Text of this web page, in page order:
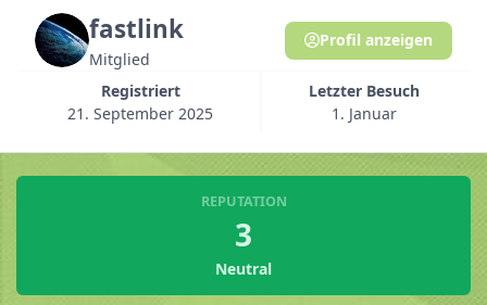
fastlink
Mitglied
Registriert
21. September 2025
Letzter Besuch
1. Januar
Profil anzeigen
REPUTATION
3
Neutral